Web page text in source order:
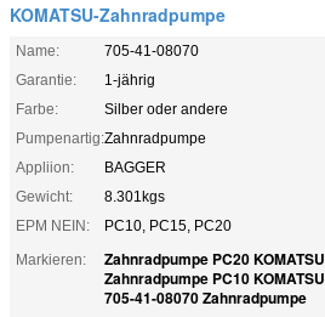
KOMATSU-Zahnradpumpe
Name:
705-41-08070
Garantie:
1-jährig
Farbe:
Silber oder andere
Pumpenartig:Zahnradpumpe
Appliion:
BAGGER
Gewicht:
8.301kgs
EPM NEIN:
PC10, PC15, PC20
Markieren:
Zahnradpumpe PC20 KOMATSU
Zahnradpumpe PC10 KOMATSU
705-41-08070 Zahnradpumpe